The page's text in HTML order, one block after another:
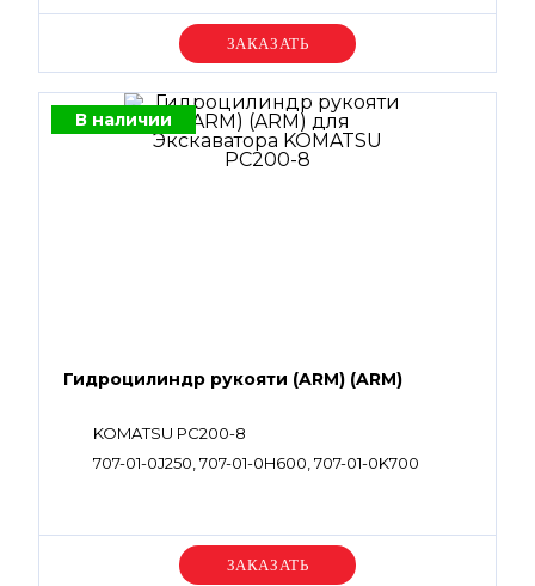
Уточняйте цену
В наличии
Гидроцилиндр рукояти (ARM) (ARM)
KOMATSU PC200-8
707-01-0J250, 707-01-0H600, 707-01-0K700
Уточняйте цену